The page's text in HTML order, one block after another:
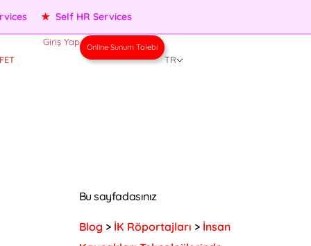
★ Performance Management
Giriş Yap Online Sunum Talebi
TR
Bu sayfadasınız
Blog > İK Röportajları > İnsan